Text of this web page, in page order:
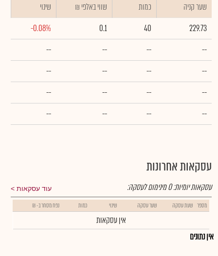
שער קניה כמות ₪ שווי באלפי
שינוי
229.73
40
0.1
-0.08%
--
--
--
--
--
--
--
--
--
--
--
--
--
--
--
--
עסקאות אחרונות
עוד עסקאות עסקאות יומיות:0מינימום לעסקה:
מספר שעת עסקה שער עסקה שינוי כמות נפח מסחר ב- ₪
אין עסקאות
אין נתונים